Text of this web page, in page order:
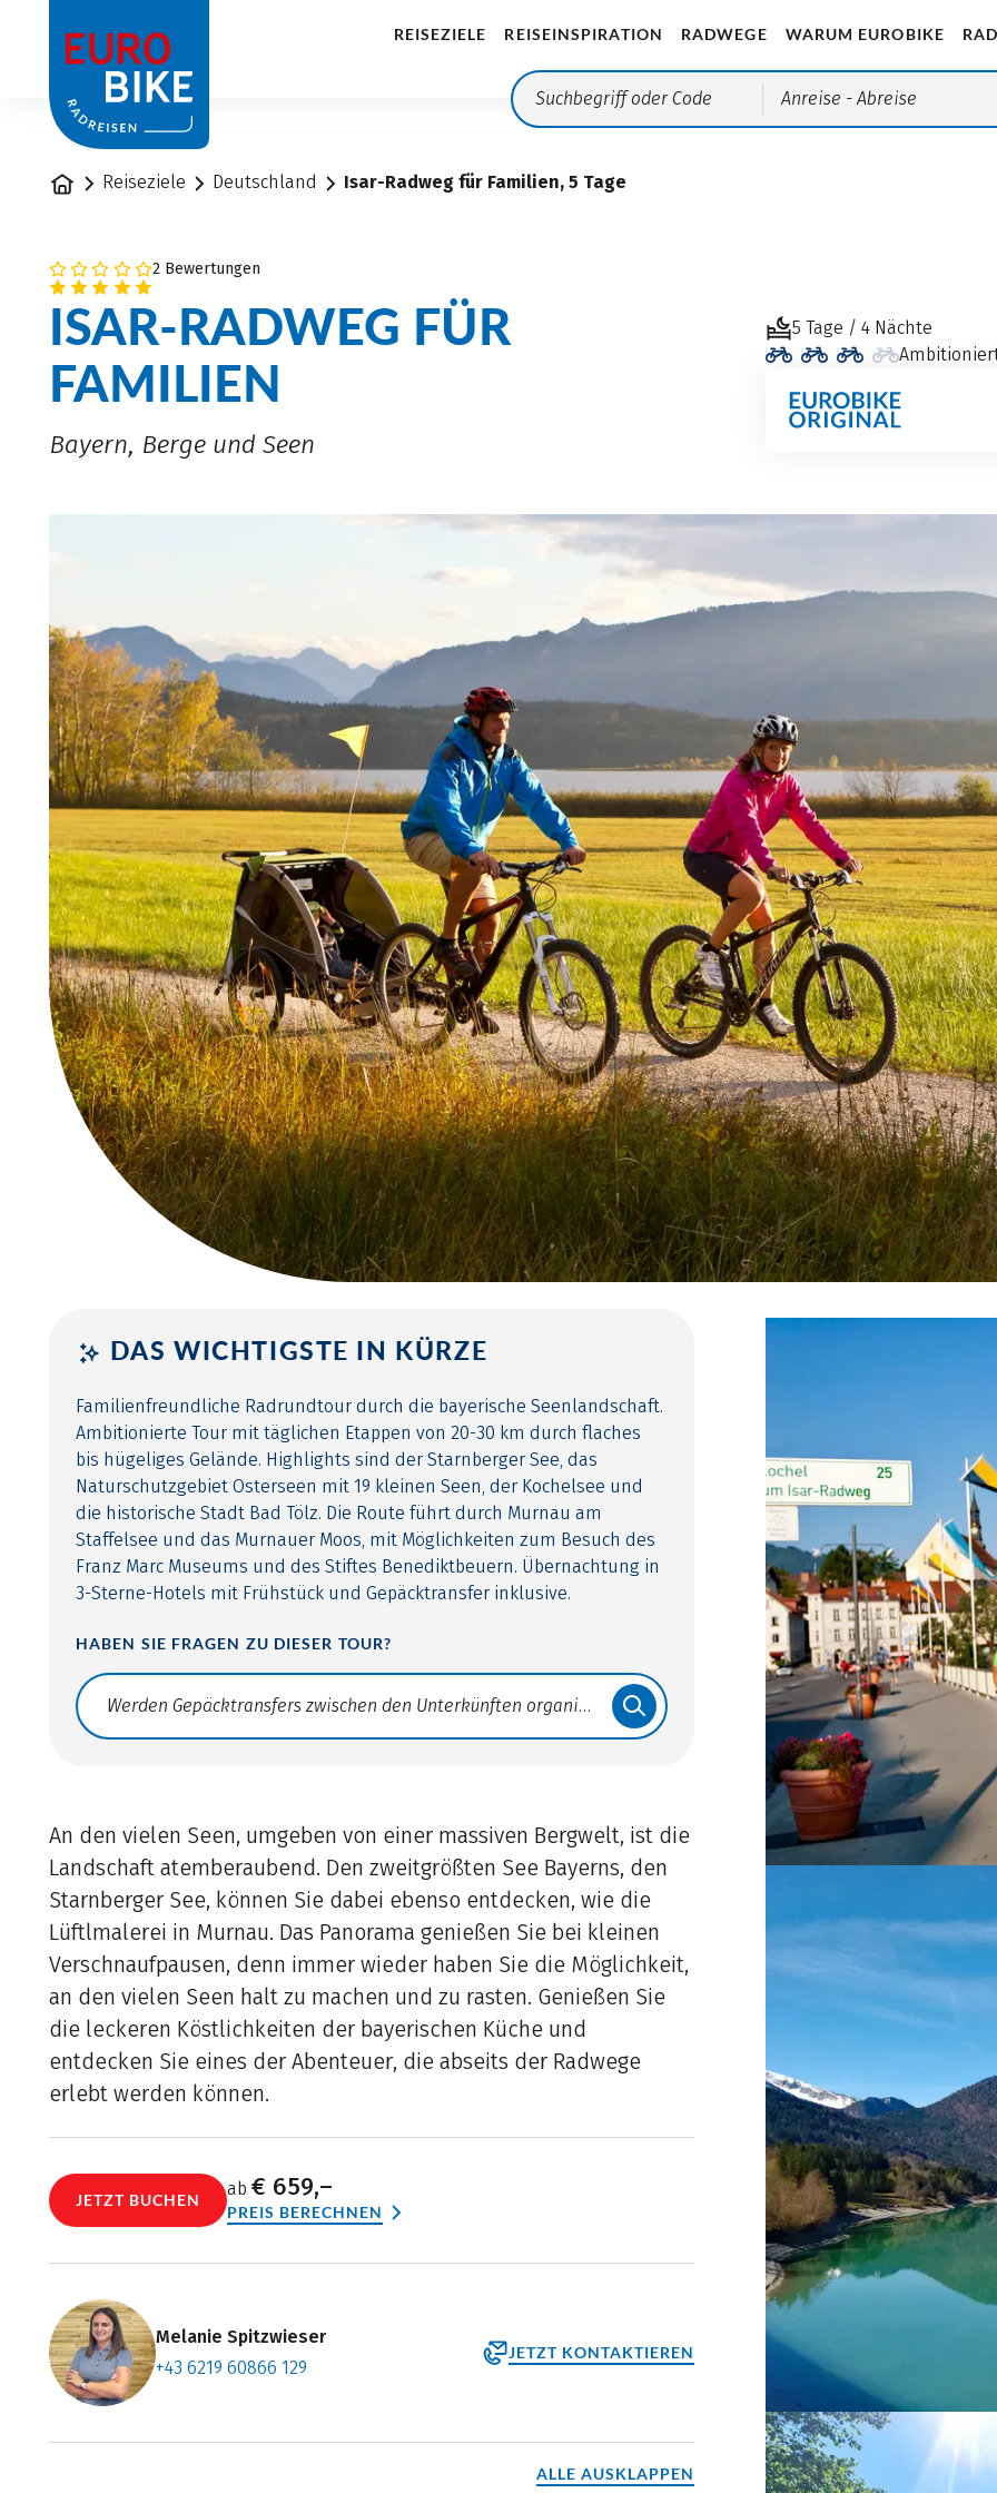
REISEZIELE REISEINSPIRATION RADWEGE WARUM EUROBIKE
Anreise - Abreise
StartseiteReiseziele Deutschland Isar-Radweg für Familien, 5 Tage
2 Bewertungen
ISAR-RADWEG FÜR
FAMILIEN
Bayern, Berge und Seen
5 Tage / 4 Nächte
DAS WICHTIGSTE IN KÜRZE
Familienfreundliche Radrundtour durch die bayerische Seenlandschaft.
Ambitionierte Tour mit täglichen Etappen von 20-30 km durch flaches
bis hügeliges Gelände. Highlights sind der Starnberger See, das
Naturschutzgebiet Osterseen mit 19 kleinen Seen, der Kochelsee und
die historische Stadt Bad Tölz. Die Route führt durch Murnau am
Staffelsee und das Murnauer Moos, mit Möglichkeiten zum Besuch des
Franz Marc Museums und des Stiftes Benediktbeuern. Übernachtung in
3-Sterne-Hotels mit Frühstück und Gepäcktransfer inklusive.
HABEN SIE FRAGEN ZU DIESER TOUR?
Translate: a11y.faq.search
An den vielen Seen, umgeben von einer massiven Bergwelt, ist die
Landschaft atemberaubend. Den zweitgrößten See Bayerns, den
Starnberger See, können Sie dabei ebenso entdecken, wie die
Lüftlmalerei in Murnau. Das Panorama genießen Sie bei kleinen
Verschnaufpausen, denn immer wieder haben Sie die Möglichkeit,
an den vielen Seen halt zu machen und zu rasten. Genießen Sie
die leckeren Köstlichkeiten der bayerischen Küche und
entdecken Sie eines der Abenteuer, die abseits der Radwege
erlebt werden können.
JETZT BUCHEN
ab € 659,–
PREIS BERECHNEN
Melanie Spitzwieser
+43 6219 60866 129
JETZT KONTAKTIEREN
Termin vereinbaren
ALLE AUSKLAPPEN